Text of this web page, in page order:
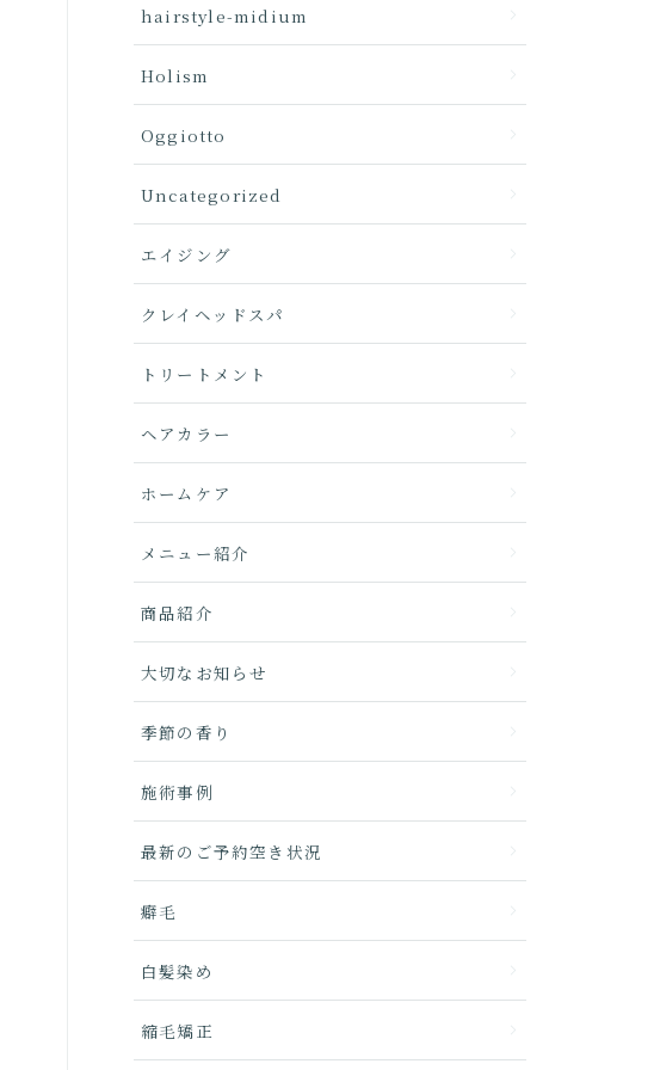
hairstyle-midium
Holism
Oggiotto
Uncategorized
エイジング
クレイヘッドスパ
トリートメント
ヘアカラー
ホームケア
メニュー紹介
商品紹介
大切なお知らせ
季節の香り
施術事例
最新のご予約空き状況
癖毛
白髪染め
縮毛矯正